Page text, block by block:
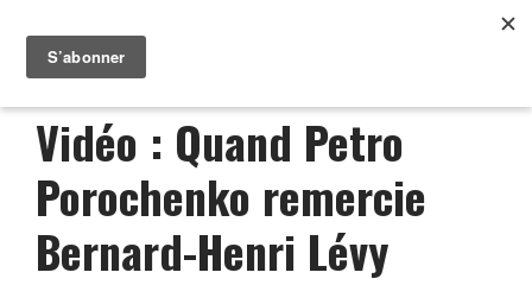
Vidéo : Quand Petro
Porochenko remercie
Bernard-Henri Lévy